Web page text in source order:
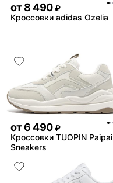
от8 490 ₽
Кроссовки adidas Ozelia
от6 490 ₽
Кроссовки TUOPIN Paipai
Sneakers